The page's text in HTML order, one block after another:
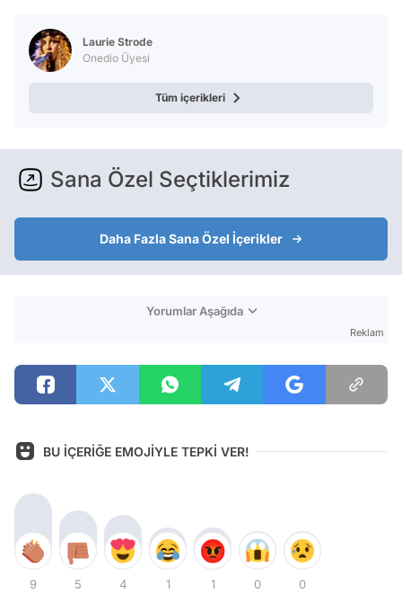
Laurie Strode
Onedio Üyesi
Tüm içerikleri
Sana Özel Seçtiklerimiz
Daha Fazla Sana Özel İçerikler
Yorumlar Aşağıda
Reklam
BU İÇERİĞE EMOJİYLE TEPKİ VER!
9 5 4 1 1 0 0